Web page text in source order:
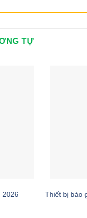
TỰ
2026 Thiết bị báo